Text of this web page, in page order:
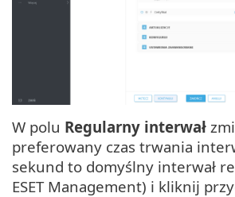
W polu Regularny interwał
preferowany czas trwania
sekund to domyślny interwał
ESET Management) i kliknij